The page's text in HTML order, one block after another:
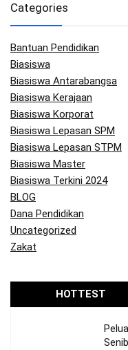
Categories
Bantuan Pendidikan
Biasiswa
Biasiswa Antarabangsa
Biasiswa Kerajaan
Biasiswa Korporat
Biasiswa Lepasan SPM
Biasiswa Lepasan STPM
Biasiswa Master
Biasiswa Terkini 2024
BLOG
Dana Pendidikan
Uncategorized
Zakat
HOTTEST